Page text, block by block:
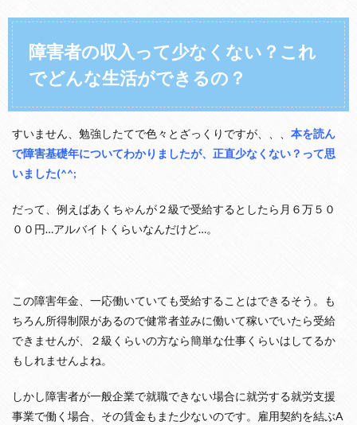
い
障害者の収入って少なくない？これ
でどんな生活ができるの？
すいません、勉強したてで色々とざっくりですが、、、 本を読ん
で障害基礎年についてわかりましたが、正直少なくない？って思
いました(^^;
だって、例えばあくちゃんが２級で受給するとしたら月６万５０
００円…アルバイトくらいなんだけど…。
この障害年金、一応働いていても受給することはできるそう。も
ちろん所得制限があるので健常者並みに働いて稼いでいたら受給
できませんが、２級くらいの方なら簡単な仕事くらいはしてるか
もしれませんよね。
しかし障害者が一般企業で就職できない場合に就労する就労支援
事業で働く場合、その賃金もまた少ないのです。雇用契約を結ぶA